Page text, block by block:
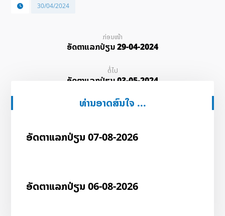
30/04/2024
ກ່ອນໜ້າ
ອັດ​ຕາ​ແລກ​ປ່ຽນ 29-04-2024
ຕໍ່ໄປ
ອັດ​ຕາ​ແລກ​ປ່ຽນ 03-05-2024
ທ່ານອາດສົນໃຈ ...
ອັດ​ຕາ​ແລກ​ປ່ຽນ 07-08-2026
ອັດ​ຕາ​ແລກ​ປ່ຽນ 06-08-2026